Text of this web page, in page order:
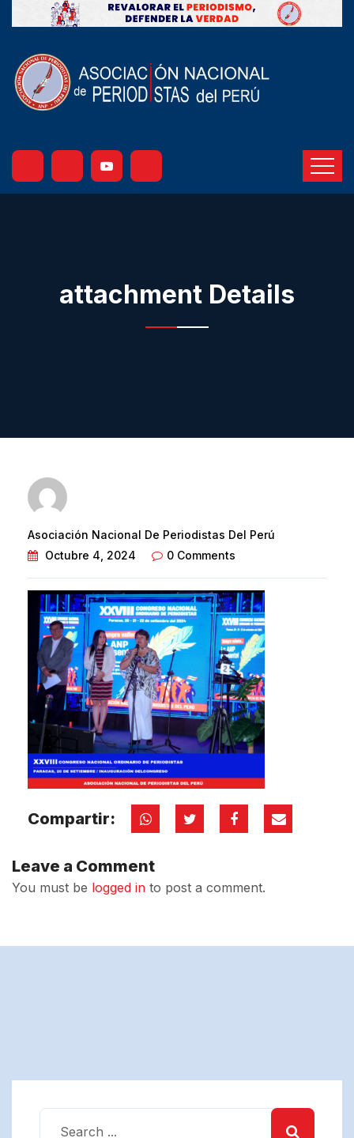
attachment Details
Asociación Nacional De Periodistas Del Perú
Octubre 4, 2024
0 Comments
Compartir:
Leave a Comment
You must be logged in to post a comment.